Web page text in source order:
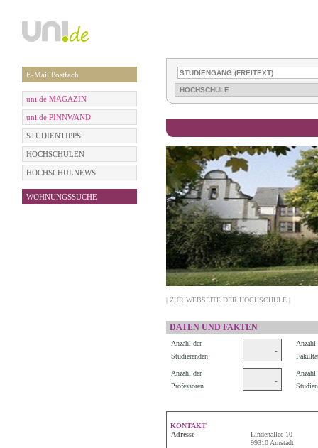
E-Mail Postfach
uni.de MAGAZIN
uni.de PINNWAND
STUDIENTIPPS
HOCHSCHULEN
HOCHSCHULNEWS
WOHNUNGSSUCHE
| ZUR WEBSEITE DER HOCHSCHULE |
DATEN UND FAKTEN
Anzahl der
Studierenden
-
Anzahl
Anzahl der
Professoren
-
Anzahl
KONTAKT
Adresse
Lindenallee 10
99310 Arnstadt